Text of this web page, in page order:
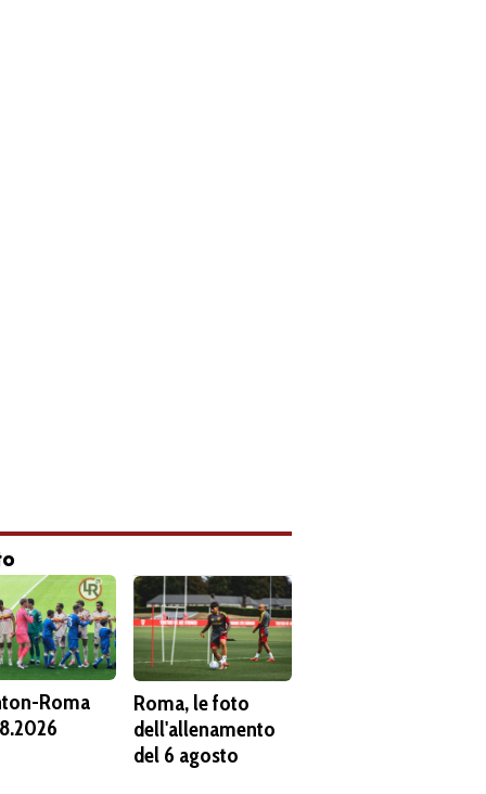
Roma
Roma, le foto
dell'allenamento
del 6 agosto